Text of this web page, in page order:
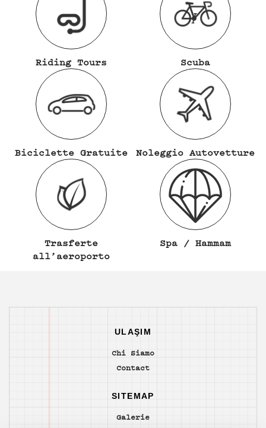
Riding Tours Scuba
Biciclette Gratuite Noleggio Autovetture
Trasferte
all’aeroporto
Spa / Hammam
ULAŞIM
Chi Siamo
Contact
SITEMAP
Galerie